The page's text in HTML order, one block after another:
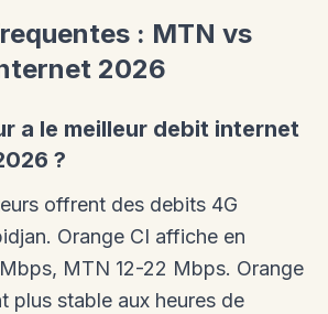
: MTN vs
2026
a le meilleur debit internet
?
offrent des debits 4G
Orange CI affiche en
MTN 12-22 Mbps. Orange
plus stable aux heures de